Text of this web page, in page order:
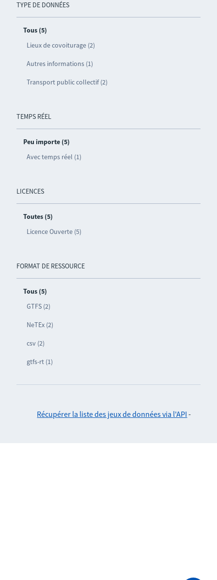
TYPE DE DONNÉES
Tous (5)
Lieux de covoiturage (2)
Autres informations (1)
Transport public collectif (2)
TEMPS RÉEL
Peu importe (5)
Avec temps réel (1)
LICENCES
Toutes (5)
Licence Ouverte (5)
FORMAT DE RESSOURCE
Tous (5)
GTFS (2)
NeTEx (2)
csv (2)
gtfs-rt (1)
Récupérer la liste des jeux de données via l'API -